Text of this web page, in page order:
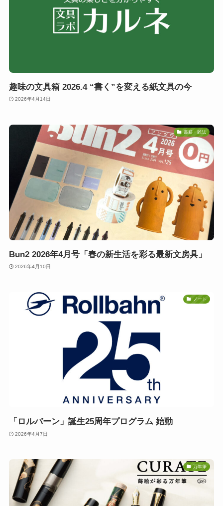
趣味の文具箱 2026.4 “書く”を変える紙文具の今
2026年4月14日
書籍・雑誌
Bun2 2026年4月号「春の新生活を彩る最新文房具」
2026年4月10日
ノート
「ロルバーン」誕生25周年プログラム 始動
2026年4月7日
万年筆